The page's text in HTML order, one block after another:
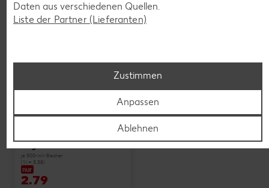
je 500-ml-Becher
(1 l = 5.58)
nur
2.79
Weitere Angebote anzeigen
Daten aus verschiedenen Quellen.
Liste der Partner (Lieferanten)
Zustimmen
Anpassen
Ablehnen